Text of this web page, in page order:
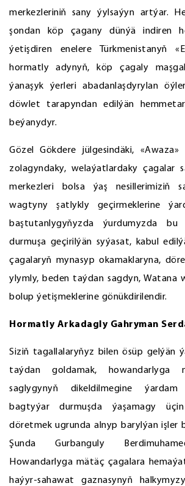
merkezleriniň sany ýylsaýyn artýar.
şondan köp çagany dünýä indiren
ýetişdiren enelere Türkmenistanyň
hormatly adynyň, köp çagaly
ýanaşyk ýerleri abadanlaşdyrylan
döwlet tarapyndan edilýän
beýanydyr.
Gözel Gökdere jülgesindäki,
zolagyndaky, welaýatlardaky çagalar
merkezleri bolsa ýaş nesillerimiziň
wagtyny şatlykly geçirmeklerine
baştutanlygyňyzda ýurdumyzda bu
durmuşa geçirilýän syýasat, kabul
çagalaryň mynasyp okamaklaryna,
ylymly, beden taýdan sagdyn, Watana
bolup ýetişmeklerine gönükdirilendir.
Hormatly Arkadagly Gahryman
Siziň tagallalaryňyz bilen ösüp gelýän
taýdan goldamak, howandarlyga
saglygynyň dikeldilmegine
bagtyýar durmuşda ýaşamagy
döretmek ugrunda alnyp barylýan işler
Şunda Gurbanguly
Howandarlyga mätäç çagalara
haýyr-sahawat gaznasynyň